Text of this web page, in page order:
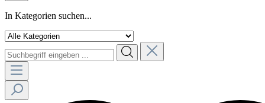
In Kategorien suchen...